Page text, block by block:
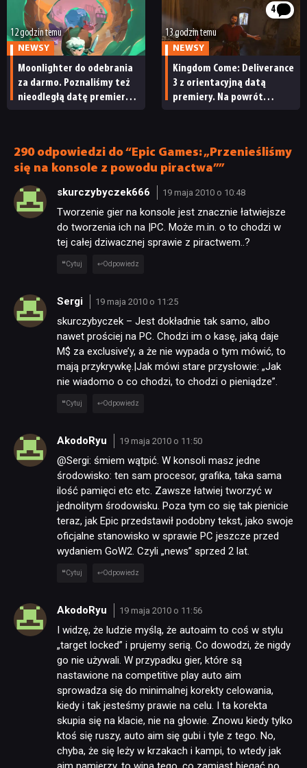
12 godzin temu
NEWSY
Moonlighter do odebrania
za darmo. Poznaliśmy też
nieodległą datę premiery
4
13 godzin temu
NEWSY
Kingdom Come: Deliverance
3 z orientacyjną datą
premiery. Na powrót
290 odpowiedzi do “Epic Games: „Przenieśliśmy
się na konsole z powodu piractwa””
skurczybyczek666 19 maja 2010 o 10:48
Tworzenie gier na konsole jest znacznie łatwiejsze
do tworzenia ich na |PC. Może m.in. o to chodzi w
tej całej dziwacznej sprawie z piractwem..?
Cytuj Odpowiedz
Sergi 19 maja 2010 o 11:25
skurczybyczek – Jest dokładnie tak samo, albo
nawet prościej na PC. Chodzi im o kasę, jaką daje
M$ za exclusive’y, a że nie wypada o tym mówić, to
mają przykrywkę.|Jak mówi stare przysłowie: „Jak
nie wiadomo o co chodzi, to chodzi o pieniądze”.
Cytuj Odpowiedz
AkodoRyu 19 maja 2010 o 11:50
@Sergi: śmiem wątpić. W konsoli masz jedne
środowisko: ten sam procesor, grafika, taka sama
ilość pamięci etc etc. Zawsze łatwiej tworzyć w
jednolitym środowisku. Poza tym co się tak pienicie
teraz, jak Epic przedstawił podobny tekst, jako swoje
oficjalne stanowisko w sprawie PC jeszcze przed
wydaniem GoW2. Czyli „news” sprzed 2 lat.
Cytuj Odpowiedz
AkodoRyu 19 maja 2010 o 11:56
I widzę, że ludzie myślą, że autoaim to coś w stylu
„target locked” i prujemy serią. Co dowodzi, że nigdy
go nie używali. W przypadku gier, które są
nastawione na competitive play auto aim
sprowadza się do minimalnej korekty celowania,
kiedy i tak jesteśmy prawie na celu. I ta korekta
skupia się na klacie, nie na głowie. Znowu kiedy tylko
ktoś się ruszy, auto aim się gubi i tyle z tego. No,
chyba, że się leży w krzakach i kampi, to wtedy jak